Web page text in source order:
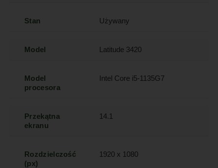
Stan Używany
Model Latitude 3420
Model
procesora
Intel Core i5-1135G7
Przekątna
ekranu
14.1
Rozdzielczość
(px)
1920 x 1080